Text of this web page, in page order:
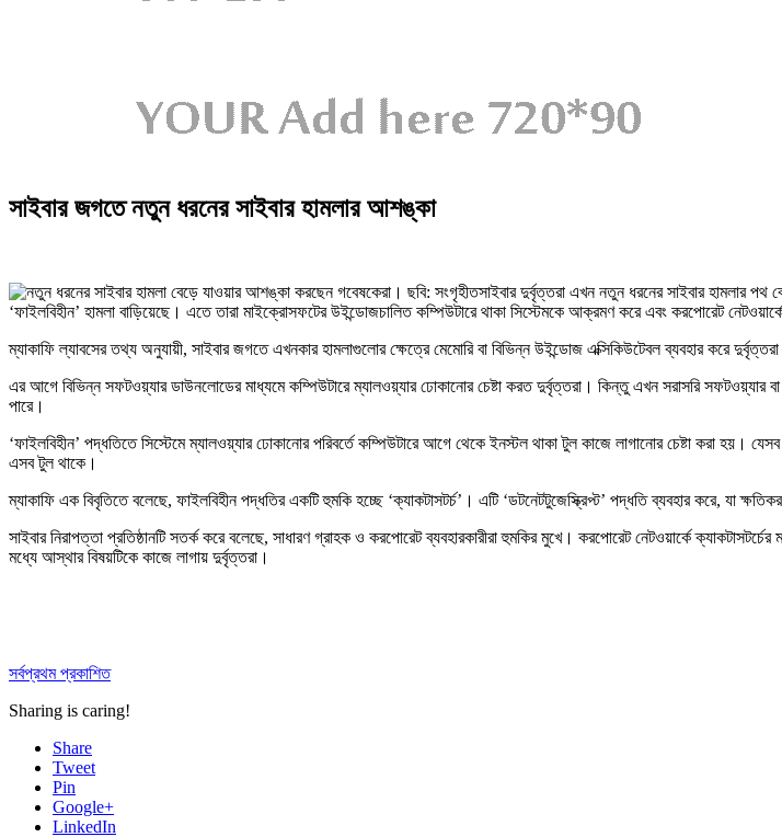
সাইবার জগতে নতুন ধরনের সাইবার হামলার আশঙ্কা
সাইবার দুর্বৃত্তরা এখন নতুন ধরনের সাইবার হামলার পথ
‘ফাইলবিহীন’ হামলা বাড়িয়েছে। এতে তারা মাইক্রোসফটের উইন্ডোজচালিত কম্পিউটারে থাকা সিস্টেমকে আক্রমণ করে এবং করপোরেট
ম্যাকাফি ল্যাবসের তথ্য অনুযায়ী, সাইবার জগতে এখনকার হামলাগুলোর ক্ষেত্রে মেমোরি বা বিভিন্ন উইন্ডোজ এক্সিকিউটেবল ব্যবহার করে
এর আগে বিভিন্ন সফটওয়্যার ডাউনলোডের মাধ্যমে কম্পিউটারে ম্যালওয়্যার ঢোকানোর চেষ্টা করত দুর্বৃত্তরা। কিন্তু এখন সরাসরি সফটওয়্যার
পারে।
‘ফাইলবিহীন’ পদ্ধতিতে সিস্টেমে ম্যালওয়্যার ঢোকানোর পরিবর্তে কম্পিউটারে আগে থেকে ইনস্টল থাকা টুল কাজে লাগানোর চেষ্টা করা হয়।
এসব টুল থাকে।
ম্যাকাফি এক বিবৃতিতে বলেছে, ফাইলবিহীন পদ্ধতির একটি হুমকি হচ্ছে ‘ক্যাকটাসটর্চ’। এটি ‘ডটনেটটুজেস্ক্রিপ্ট’ পদ্ধতি ব্যবহার করে, যা
সাইবার নিরাপত্তা প্রতিষ্ঠানটি সতর্ক করে বলেছে, সাধারণ গ্রাহক ও করপোরেট ব্যবহারকারীরা হুমকির মুখে। করপোরেট নেটওয়ার্কে
মধ্যে আস্থার বিষয়টিকে কাজে লাগায় দুর্বৃত্তরা।
সর্বপ্রথম প্রকাশিত
Sharing is caring!
Share
Tweet
Pin
Google+
LinkedIn